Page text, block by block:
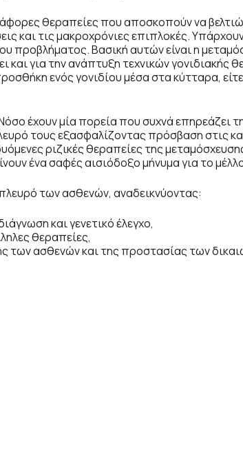
θεραπείες που αποσκοπούν να
και τις μακροχρόνιες επιπλοκές.
προβλήματος. Βασική αυτών είναι η
και για την ανάπτυξη τεχνικών γονιδιακής
ενός γονιδίου μέσα στα κύτταρα,
έχουν μία πορεία που συχνά επηρεάζει
τους εξασφαλίζοντας πρόσβαση στις
ριζικές θεραπείες της
ένα σαφές αισιόδοξο μήνυμα για το
των ασθενών, αναδεικνύοντας:
και γενετικό έλεγχο,
θεραπείες,
των ασθενών και της προστασίας των